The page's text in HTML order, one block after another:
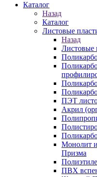
Каталог
Назад
Каталог
Листовые
Назад
Листовые
ПЭТ
Акрил
Монолит
Призма
ПВХ